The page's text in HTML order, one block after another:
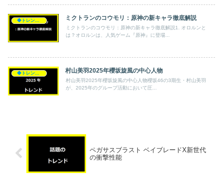
◆トレンド◆ ミクトランのコウモリ：原神の新キャラ徹底解説
ミクトランのコウモリ：原神の新キャラ徹底解説1. オロルンと
は？オロルンは、人気ゲーム『原神』に登場...
◆トレンド◆ 村山美羽2025年櫻坂旋風の中心人物
村山美羽2025年櫻坂旋風の中心人物櫻坂46の3期生・村山美羽
が、2025年のグループ活動において圧...
ペガサスブラスト ベイブレードX新世代
の衝撃性能